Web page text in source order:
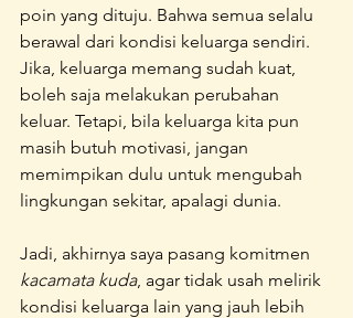
poin yang dituju. Bahwa semua selalu
berawal dari kondisi keluarga sendiri.
Jika, keluarga memang sudah kuat,
boleh saja melakukan perubahan
keluar. Tetapi, bila keluarga kita pun
masih butuh motivasi, jangan
memimpikan dulu untuk mengubah
lingkungan sekitar, apalagi dunia.
Jadi, akhirnya saya pasang komitmen
kacamata kuda, agar tidak usah melirik
kondisi keluarga lain yang jauh lebih